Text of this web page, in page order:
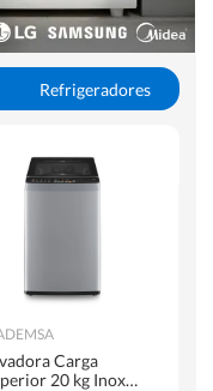
Refrigeradores
Carga
20 kg Inox